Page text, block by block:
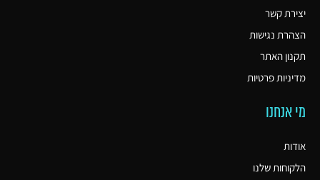
יצירת קשר
הצהרת נגישות
תקנון האתר
מדיניות פרטיות
מי אנחנו
אודות
הלקוחות שלנו